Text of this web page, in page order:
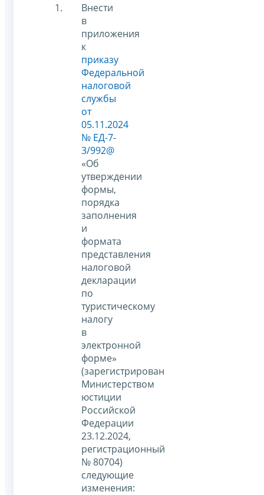
Внести
в
приложения
к
приказу
Федеральной
налоговой
службы
от
05.11.2024
№ ЕД-7-
3/992@
«Об
утверждении
формы,
порядка
заполнения
и
формата
представления
налоговой
декларации
по
туристическому
налогу
в
электронной
форме»
(зарегистрирован
Министерством
юстиции
Российской
Федерации
23.12.2024,
регистрационный
№ 80704)
следующие
изменения: